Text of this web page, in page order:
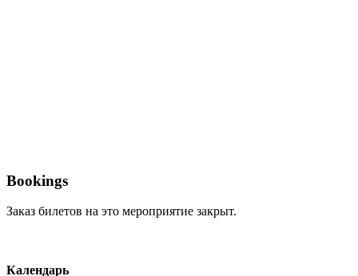
Bookings
Заказ билетов на это мероприятие закрыт.
Календарь